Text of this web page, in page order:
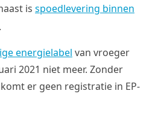
is spoedlevering binnen
energielabel van vroeger
2021 niet meer. Zonder
er geen registratie in EP-